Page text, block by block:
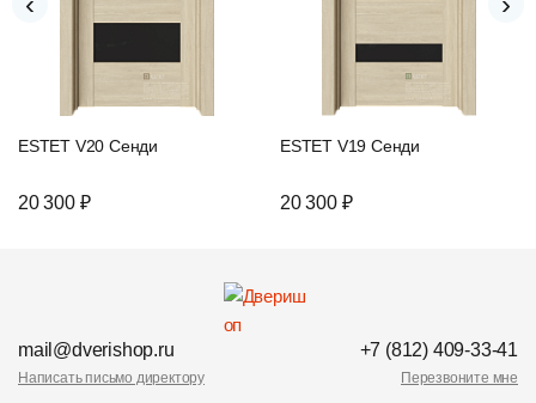
ESTET V20 Сенди
20 300 ₽
ESTET V19 Сенди
20 300 ₽
mail@dverishop.ru
Написать письмо директору
+7 (812) 409-33-41
Перезвоните мне